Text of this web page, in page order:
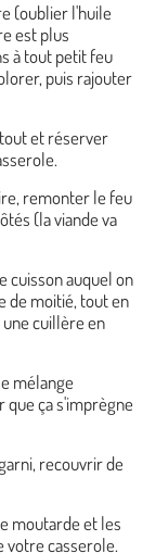
(oublier l'huile
est plus
à tout petit feu
puis rajouter
et réserver
remonter le feu
(la viande va
cuisson auquel on
de moitié, tout en
cuillère en
mélange
ça s'imprègne
recouvrir de
moutarde et les
votre casserole.